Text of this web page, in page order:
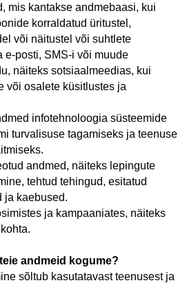
mis kantakse andmebaasi, kui
korraldatud üritustel,
või näitustel või suhtlete
e-posti, SMS-i või muude
näiteks sotsiaalmeedias, kui
või osalete küsitlustes ja
infotehnoloogia süsteemide
turvalisuse tagamiseks ja teenuse
andmed, näiteks lepingute
tehtud tehingud, esitatud
ja kaebused.
ja kampaaniates, näiteks
andmeid kogume?
sõltub kasutatavast teenusest ja